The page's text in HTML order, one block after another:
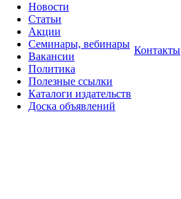
Новости
Статьи
Акции
Семинары, вебинары
Вакансии
Политика
Полезные ссылки
Каталоги издательств
Доска объявлений
Контакты